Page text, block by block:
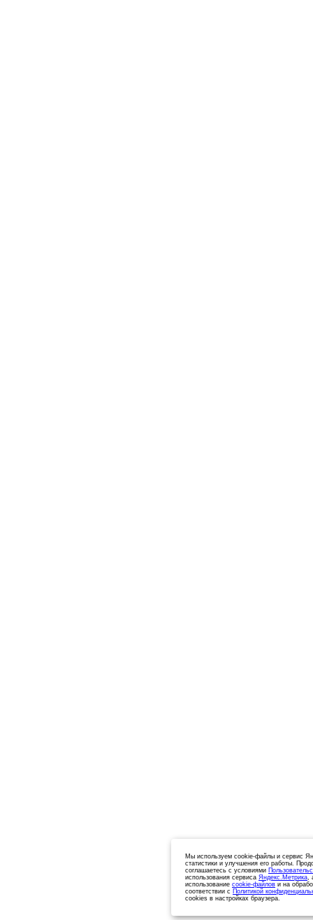
Мы используем cookie-файлы и сервис
статистики и улучшения его работы.
соглашаетесь с условиями
использования сервиса Яндекс.Метрика,
использование cookie-файлов и на
соответствии с Политикой
cookies в настройках браузера.